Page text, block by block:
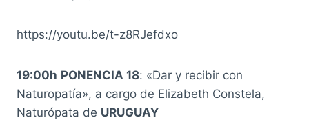
https://youtu.be/t-z8RJefdxo
19:00h PONENCIA 18: «Dar y recibir con
Naturopatía», a cargo de Elizabeth Constela,
Naturópata de URUGUAY